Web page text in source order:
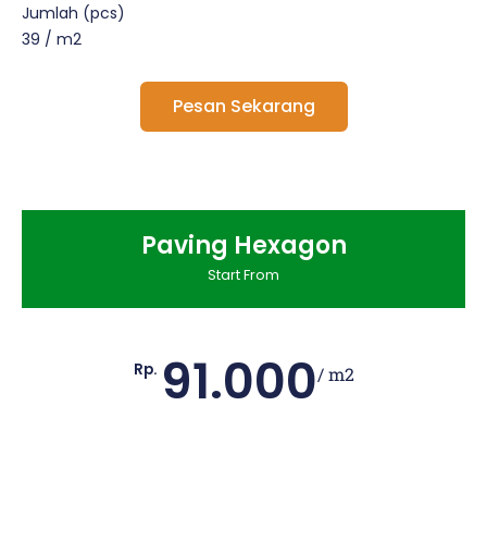
Jumlah (pcs)
39 / m2
Pesan Sekarang
Paving Hexagon
Start From
Rp. 91.000/ m2